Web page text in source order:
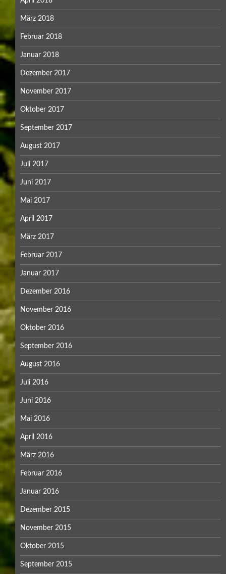
März 2018
Februar 2018
Januar 2018
Dezember 2017
November 2017
Oktober 2017
September 2017
August 2017
Juli 2017
Juni 2017
Mai 2017
April 2017
März 2017
Februar 2017
Januar 2017
Dezember 2016
November 2016
Oktober 2016
September 2016
August 2016
Juli 2016
Juni 2016
Mai 2016
April 2016
März 2016
Februar 2016
Januar 2016
Dezember 2015
November 2015
Oktober 2015
September 2015